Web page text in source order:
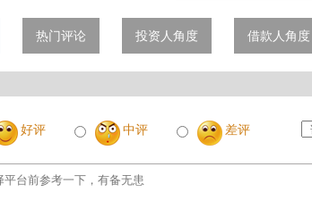
热门评论 投资人角度 借款人角度
好评 中评 差评